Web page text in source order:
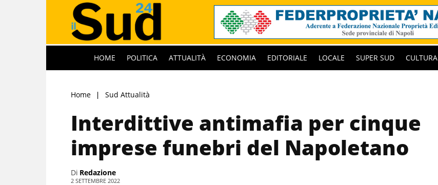
HOME POLITICA ATTUALITÀ ECONOMIA EDITORIALE LOCALE SUPER SUD CULTURA
Home Sud Attualità
Interdittive antimafia per cinque
imprese funebri del Napoletano
Di Redazione
2 SETTEMBRE 2022